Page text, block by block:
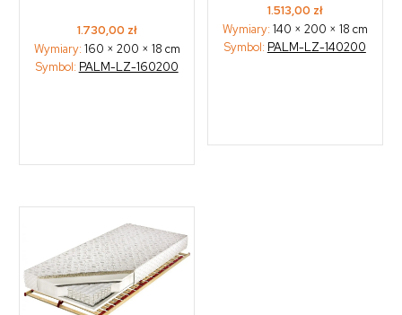
1.730,00 zł
Wymiary: 160 × 200 × 18 cm
Symbol: PALM-LZ-160200
1.513,00 zł
Wymiary: 140 × 200 × 18 cm
Symbol: PALM-LZ-140200